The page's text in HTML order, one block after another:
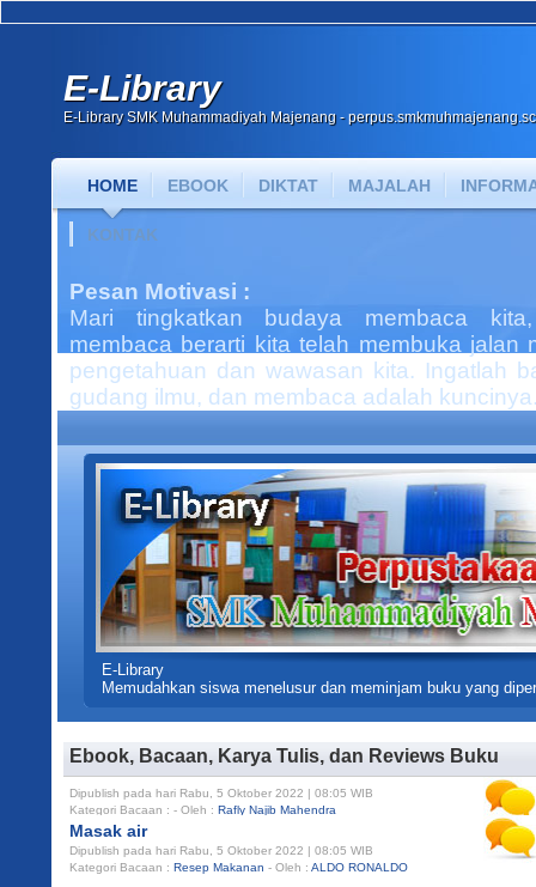
E-Library
E-Library SMK Muhammadiyah Majenang -
HOME EBOOK DIKTAT MAJALAH
KONTAK
Pesan Motivasi :
Mari tingkatkan budaya membaca
membaca berarti kita telah membuka jalan
pengetahuan dan wawasan kita. Ingatlah
gudang ilmu, dan membaca adalah
E-Library
Memudahkan siswa menelusur dan meminjam buku yang
Ebook, Bacaan, Karya Tulis, dan Reviews Buku
Masak air
Dipublish pada hari Rabu, 5 Oktober 2022 | 08:05 WIB
Kategori Bacaan :
Alat dan bahan1.panci2.gas LPG 3.kompor4.airLangkah-langkah1.masukan air